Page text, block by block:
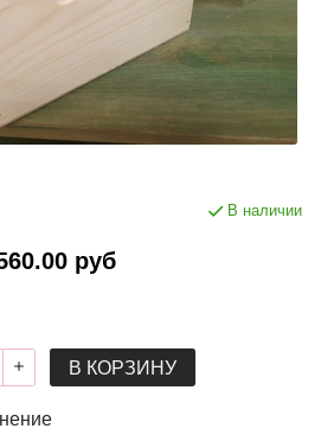
В наличии
руб
В КОРЗИНУ